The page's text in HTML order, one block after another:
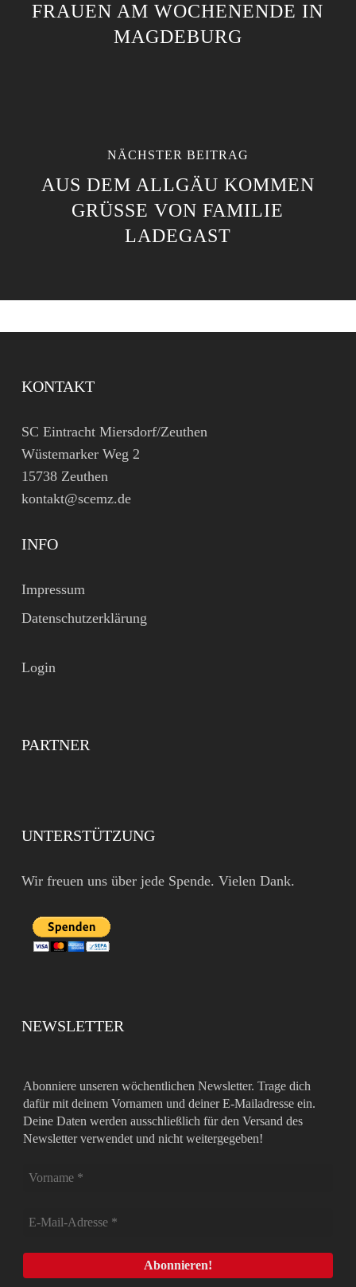
FRAUEN AM WOCHENENDE IN
MAGDEBURG
NÄCHSTER BEITRAG
AUS DEM ALLGÄU KOMMEN
GRÜSSE VON FAMILIE L
ADEGAST
KONTAKT
SC Eintracht Miersdorf/Zeuthen
Wüstemarker Weg 2
15738 Zeuthen
kontakt@scemz.de
INFO
Impressum
Datenschutzerklärung
Login
PARTNER
UNTERSTÜTZUNG
Wir freuen uns über jede Spende. Vielen Dank.
NEWSLETTER
Abonniere unseren wöchentlichen Newsletter. Trage dich
dafür mit deinem Vornamen und deiner E-Mailadresse ein.
Deine Daten werden ausschließlich für den Versand des
Newsletter verwendet und nicht weitergegeben!